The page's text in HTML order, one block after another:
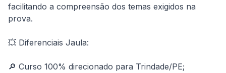
facilitando a compreensão dos temas exigidos na
prova.
💥 Diferenciais Jaula:
🔎 Curso 100% direcionado para Trindade/PE;